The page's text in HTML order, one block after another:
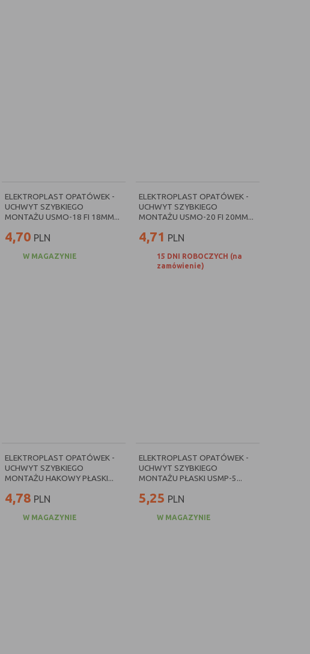
ELEKTROPLAST OPATÓWEK -
UCHWYT SZYBKIEGO
MONTAŻU USMO-18 FI 18MM...
4,70 PLN
W MAGAZYNIE
ELEKTROPLAST OPATÓWEK -
UCHWYT SZYBKIEGO
MONTAŻU USMO-20 FI 20MM...
4,71 PLN
15 DNI ROBOCZYCH (na
zamówienie)
ELEKTROPLAST OPATÓWEK -
UCHWYT SZYBKIEGO
MONTAŻU HAKOWY PŁASKI...
4,78 PLN
W MAGAZYNIE
ELEKTROPLAST OPATÓWEK -
UCHWYT SZYBKIEGO
MONTAŻU PŁASKI USMP-5...
5,25 PLN
W MAGAZYNIE